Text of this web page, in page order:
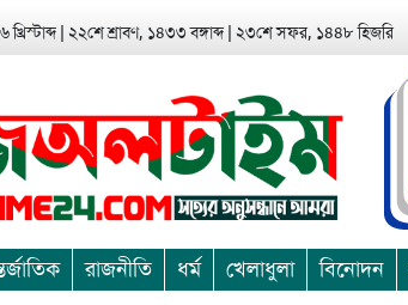
২২শে শ্রাবণ, ১৪৩৩ বঙ্গাব্দ ২৩শে সফর, ১৪৪৮ হিজরি
রাজনীতি ধর্ম খেলাধুলা বিনোদন